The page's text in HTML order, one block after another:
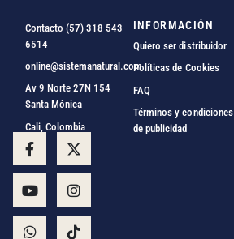
Contacto (57) 318 543
6514
online@sistemanatural.com
Av 9 Norte 27N 154
Santa Mónica
Cali, Colombia
INFORMACIÓN
Quiero ser distribuidor
Políticas de Cookies
FAQ
Términos y condiciones
de publicidad